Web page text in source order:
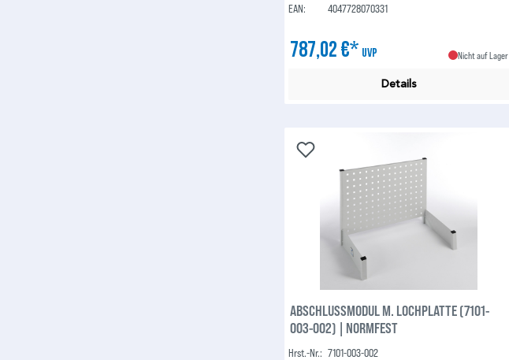
EAN:
4047728070331
787,02 €* UVP Nicht auf Lager
Details
ABSCHLUSSMODUL M. LOCHPLATTE (7101-
003-002) | NORMFEST
Hrst.-Nr.: 7101-003-002